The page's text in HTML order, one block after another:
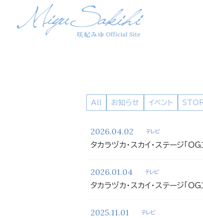
All お知らせ イベント
2026.04.02 テレビ
タカラヅカ・スカイ・ステージ「
2026.01.04 テレビ
タカラヅカ・スカイ・ステージ「
2025.11.01 テレビ